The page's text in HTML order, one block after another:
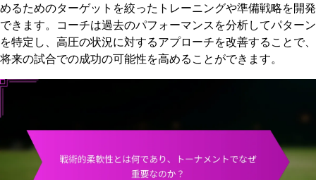
めるためのターゲットを絞ったトレーニングや準備戦略を開発
できます。コーチは過去のパフォーマンスを分析してパターン
を特定し、高圧の状況に対するアプローチを改善することで、
将来の試合での成功の可能性を高めることができます。